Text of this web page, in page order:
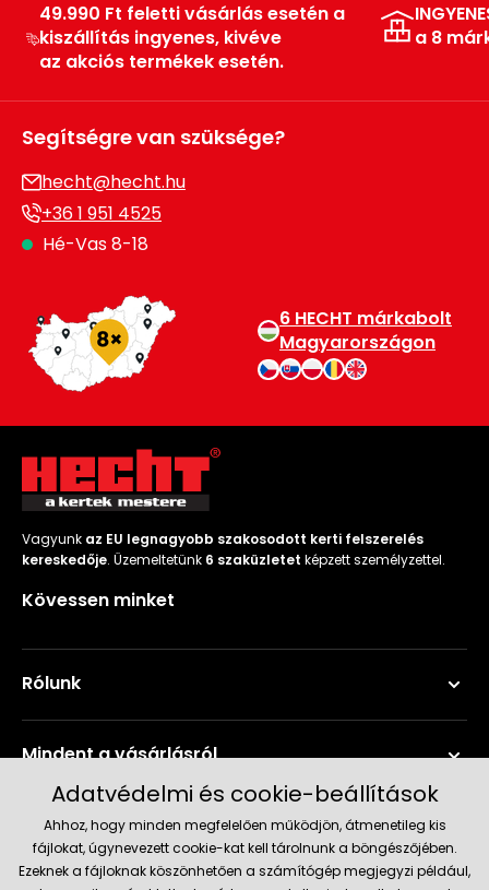
49.990 Ft feletti vásárlás esetén a
kiszállítás ingyenes, kivéve
az akciós termékek esetén.
a 8
Segítségre van szüksége?
hecht@hecht.hu
+36 1 951 4525
Hé-Vas 8-18
6 HECHT márkabolt
Magyarországon
Vagyunk az EU legnagyobb szakosodott kerti felszerelés
kereskedője. Üzemeltetünk 6 szaküzletet képzett személyzettel.
Kövessen minket
Rólunk
Mindent a vásárlásról
Szerviz és támogatás
Adatvédelmi és cookie-beállítások
Ahhoz, hogy minden megfelelően működjön, átmenetileg kis
fájlokat, úgynevezett cookie-kat kell tárolnunk a böngészőjében.
Ezeknek a fájloknak köszönhetően a számítógép megjegyzi például,